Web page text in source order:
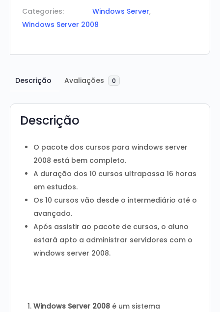
Categories: Windows Server,
Windows Server 2008
Descrição Avaliações 0
Descrição
O pacote dos cursos para windows server
2008 está bem completo.
A duração dos 10 cursos ultrapassa 16 horas
em estudos.
Os 10 cursos vão desde o intermediário até o
avançado.
Após assistir ao pacote de cursos, o aluno
estará apto a administrar servidores com o
windows server 2008.
Windows Server 2008 é um sistema